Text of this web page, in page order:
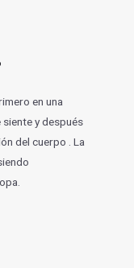
en una
y después
del cuerpo . La